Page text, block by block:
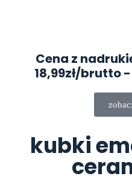
Cena z
18,99zł/brutto-
kubki